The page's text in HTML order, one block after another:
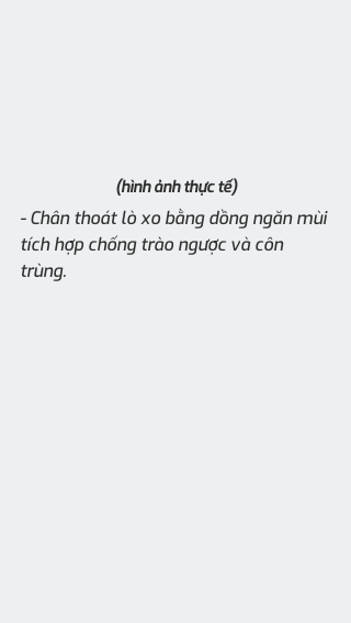
(hình ảnh thực tế)
- Chân thoát lò xo bằng dồng ngăn mùi
tích hợp chống trào ngược và côn
trùng.